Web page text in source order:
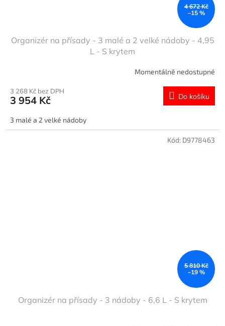
4 672 Kč
–15 %
Organizér na přísady - 3 malé a 2 velké nádoby - 4,95
L - S krytem
Momentálně nedostupné
3 268 Kč bez DPH
3 954 Kč Do košíku
3 malé a 2 velké nádoby
5 810 Kč
–19 %
Organizér na přísady - 3 nádoby - 6,6 L - S krytem
Kód: D9778463